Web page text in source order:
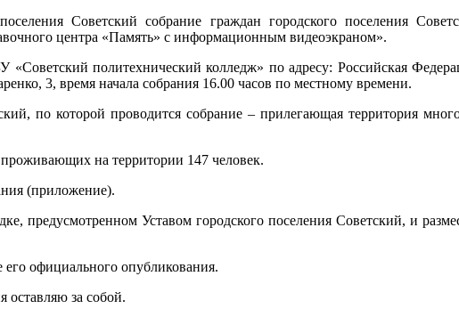
Советский собрание граждан городского поселения
центра «Память» с информационным видеоэкраном».
«Советский политехнический колледж» по адресу: Российская
3, время начала собрания 16.00 часов по местному времени.
по которой проводится собрание – прилегающая территория
на территории 147 человек.
(приложение).
предусмотренном Уставом городского поселения Советский, и
его официального опубликования.
оставляю за собой.